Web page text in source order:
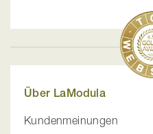
Über LaModula
Kundenmeinungen